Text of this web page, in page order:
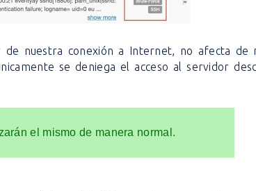
nuestra conexión a Internet, no afecta de
se deniega el acceso al servidor
el mismo de manera normal.